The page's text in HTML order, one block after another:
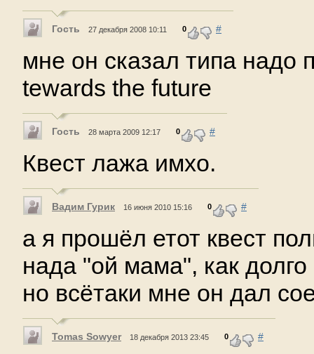
Гость 27 декабря 2008 10:11 0 #
мне он сказал типа надо
tewards the future
Гость 28 марта 2009 12:17 0 #
Квест лажа имхо.
Вадим Гурик 16 июня 2010 15:16 0 #
а я прошёл етот квест
нада "ой мама", как долго
но всётаки мне он дал
Tomas Sowyer 18 декабря 2013 23:45 0 #